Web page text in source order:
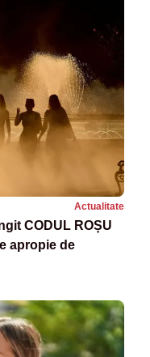
Actualitate
CODUL ROȘU
apropie de